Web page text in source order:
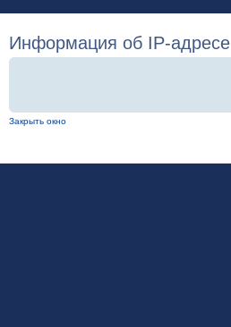
Информация об IP-адресе
Закрыть окно